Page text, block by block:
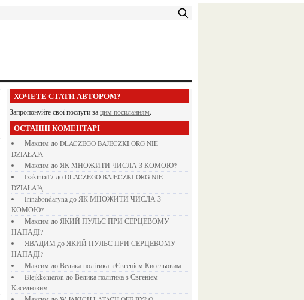
ХОЧЕТЕ СТАТИ АВТОРОМ?
Запропонуйте свої послуги за цим посиланням.
ОСТАННІ КОМЕНТАРІ
Максим до DLACZEGO BAJECZKI.ORG NIE
DZIAŁAJĄ
Максим до ЯК МНОЖИТИ ЧИСЛА З КОМОЮ?
izakinia17 до DLACZEGO BAJECZKI.ORG NIE
DZIAŁAJĄ
irinabondarynaдо ЯК МНОЖИТИ ЧИСЛА З
КОМОЮ?
Максим до ЯКИЙ ПУЛЬС ПРИ СЕРЦЕВОМУ
НАПАДІ?
ЯВАДИМ до ЯКИЙ ПУЛЬС ПРИ СЕРЦЕВОМУ
НАПАДІ?
Максим до Велика політика з Євгенієм Кисельовим
blejkkemeronдо Велика політика з Євгенієм
Кисельовим